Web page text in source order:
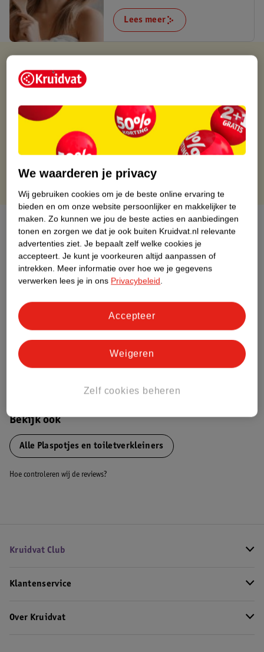
Lees meer
Baby en Tiener Megastore
Binnen 1 werkdag verstuurd
Gratis thuisbezorgd
Gratis retourneren via verkooppartner.
Gratis punten met je Kruidvat kaart
Over dit product
Productinformatie
Nature Impact Score
Dit product heeft (nog) geen Nature
Impact Score.
Meer informatie
Bekijk ook
Alle Plaspotjes en toiletverkleiners
Hoe controleren wij de reviews?
Kruidvat Club
Klantenservice
Over Kruidvat
We waarderen je privacy
Wij gebruiken cookies om je de beste online ervaring te
bieden en om onze website persoonlijker en makkelijker te
maken. Zo kunnen we jou de beste acties en aanbiedingen
tonen en zorgen we dat je ook buiten Kruidvat.nl relevante
advertenties ziet. Je bepaalt zelf welke cookies je
accepteert. Je kunt je voorkeuren altijd aanpassen of
intrekken. Meer informatie over hoe we je gegevens
verwerken lees je in ons Privacybeleid.
Zelf cookies beheren
Weigeren
Accepteer